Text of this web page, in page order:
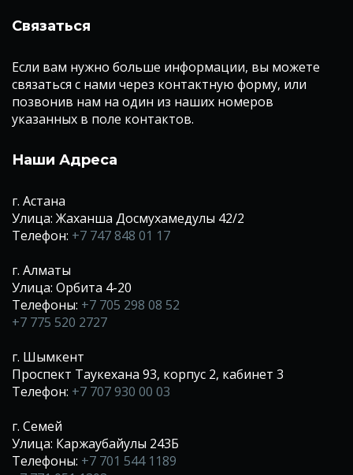
Связаться
Если вам нужно больше информации, вы можете
связаться с нами через контактную форму, или
позвонив нам на один из наших номеров
указанных в поле контактов.
Наши Адреса
г. Астана
Улица: Жаханша Досмухамедулы 42/2
Телефон: +7 747 848 01 17
г. Алматы
Улица: Орбита 4-20
Телефоны: +7 705 298 08 52
+7 775 520 2727
г. Шымкент
Проспект Таукехана 93, корпус 2, кабинет 3
Телефон: +7 707 930 00 03
г. Семей
Улица: Каржаубайулы 243Б
Телефоны: +7 701 544 1189